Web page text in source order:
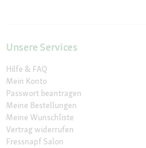
Unsere Services
Hilfe & FAQ
Mein Konto
Passwort beantragen
Meine Bestellungen
Meine Wunschliste
Vertrag widerrufen
Fressnapf Salon